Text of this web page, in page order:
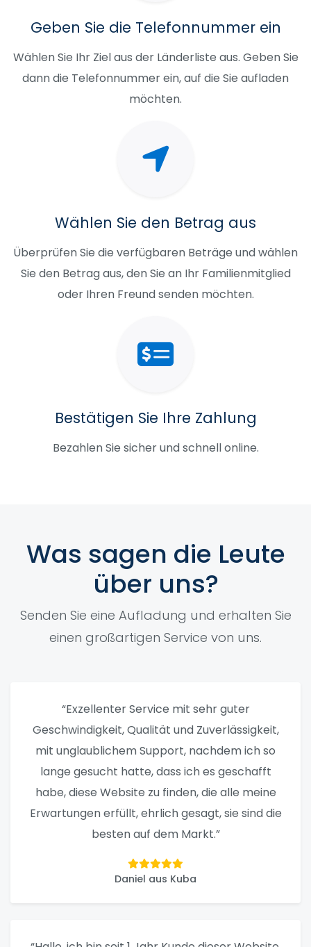
Geben Sie die Telefonnummer ein
Wählen Sie Ihr Ziel aus der Länderliste aus. Geben Sie
dann die Telefonnummer ein, auf die Sie aufladen
möchten.
Wählen Sie den Betrag aus
Überprüfen Sie die verfügbaren Beträge und wählen
Sie den Betrag aus, den Sie an Ihr Familienmitglied
oder Ihren Freund senden möchten.
Bestätigen Sie Ihre Zahlung
Bezahlen Sie sicher und schnell online.
Was sagen die Leute
über uns?
Senden Sie eine Aufladung und erhalten Sie
einen großartigen Service von uns.
“Exzellenter Service mit sehr guter
Geschwindigkeit, Qualität und Zuverlässigkeit,
mit unglaublichem Support, nachdem ich so
lange gesucht hatte, dass ich es geschafft
habe, diese Website zu finden, die alle meine
Erwartungen erfüllt, ehrlich gesagt, sie sind die
besten auf dem Markt.”
Daniel aus Kuba